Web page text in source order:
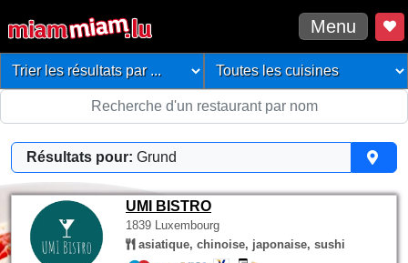
Menu
Résultats pour: Grund
UMI BISTRO
1839 Luxembourg
asiatique, chinoise, japonaise, sushi